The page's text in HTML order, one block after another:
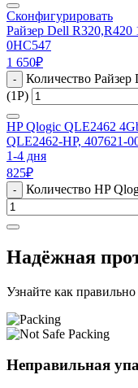
Сконфигурировать
Райзер Dell
0HC547
1 650₽
-
Количество
(1P)
HP Qlogic QLE2462
QLE2462-HP, 407621-
1-4 дня
825₽
- Количество HP
Надёжная
Узнайте как
Неправильная